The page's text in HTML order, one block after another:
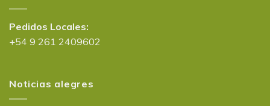
Pedidos Locales:
+54 9 261 2409602
Noticias alegres